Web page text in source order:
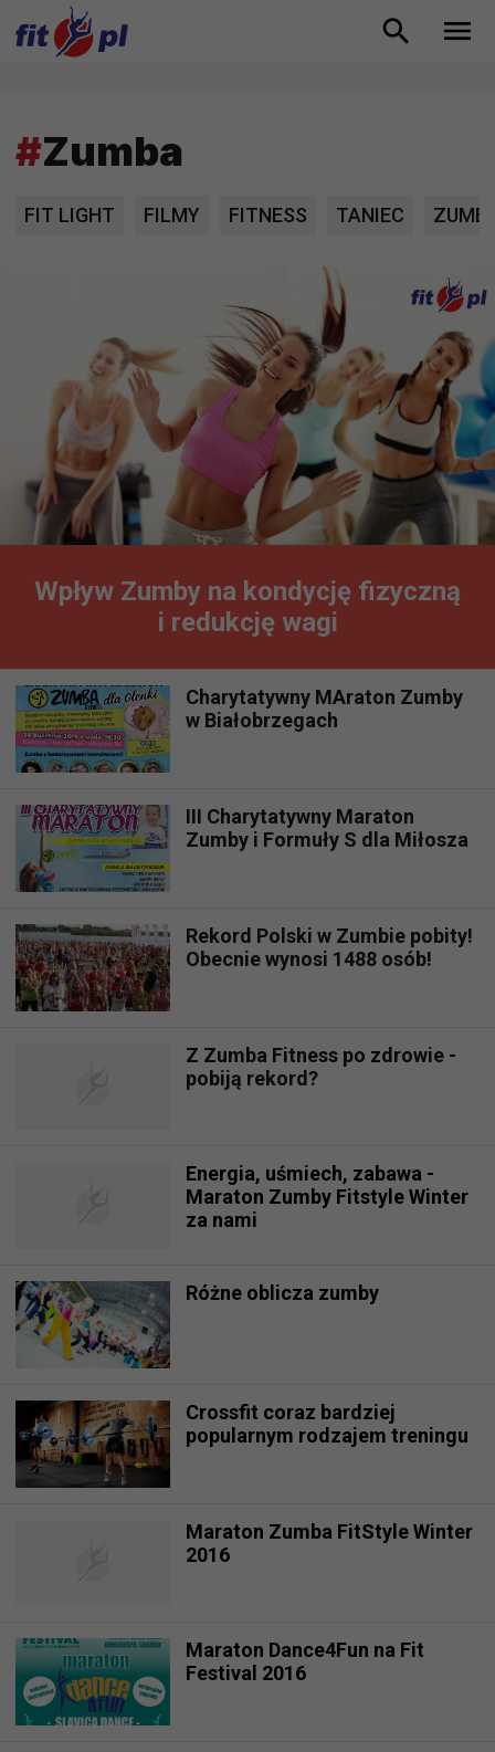
#Zumba
FIT LIGHT FILMY FITNESS TANIEC
Wpływ Zumby na kondycję fizyczną
i redukcję wagi
Charytatywny MAraton Zumby
w Białobrzegach
III Charytatywny Maraton
Zumby i Formuły S dla Miłosza
Rekord Polski w Zumbie pobity!
Obecnie wynosi 1488 osób!
Z Zumba Fitness po zdrowie -
pobiją rekord?
Energia, uśmiech, zabawa -
Maraton Zumby Fitstyle Winter
za nami
Różne oblicza zumby
Crossfit coraz bardziej
popularnym rodzajem treningu
Maraton Zumba FitStyle Winter
2016
Maraton Dance4Fun na Fit
Festival 2016